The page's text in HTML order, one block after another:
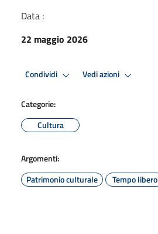
Data :
22 maggio 2026
Condividi Vedi azioni
Categorie:
Cultura
Argomenti:
Patrimonio culturale
Tempo libero